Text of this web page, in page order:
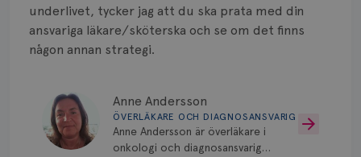
underlivet, tycker jag att du ska prata med din
ansvariga läkare/sköterska och se om det finns
någon annan strategi.
Anne Andersson
ÖVERLÄKARE OCH DIAGNOSANSVARIG
Anne Andersson är överläkare i
onkologi och diagnosansvarig
Vätska